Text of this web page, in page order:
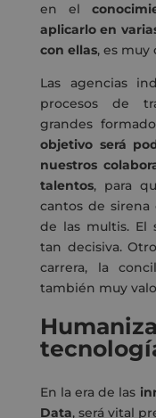
en el
aplicarlo en
con ellas, es muy
Las agencias
procesos de
grandes
objetivo será
nuestros
talentos, para
cantos de
de las multis. El
tan decisiva.
carrera, la
también muy
En la era de las
Data, será vital